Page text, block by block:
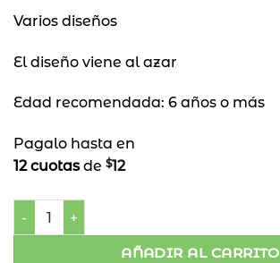
Varios diseños
El diseño viene al azar
Edad recomendada: 6 años o más
Pagalo hasta en
12 cuotasde $12
Bloques Armables Muñecas cantidad
AÑADIR AL CARRITO